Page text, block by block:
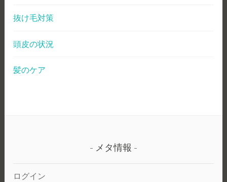
抜け毛対策
頭皮の状況
髪のケア
メタ情報
ログイン